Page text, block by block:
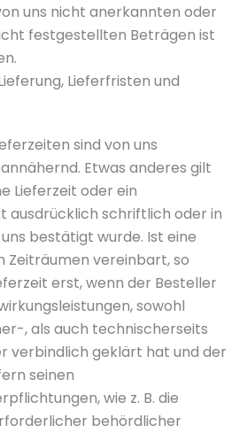
uns nicht anerkannten oder
festgestellten Beträgen ist
Lieferfristen und
sind von uns
Etwas anderes gilt
Lieferzeit oder ein
ausdrücklich schriftlich oder in
bestätigt wurde. Ist eine
Zeiträumen vereinbart, so
erst, wenn der Besteller
sowohl
, als auch technischerseits
verbindlich geklärt hat und der
seinen
wie z. B. die
behördlicher